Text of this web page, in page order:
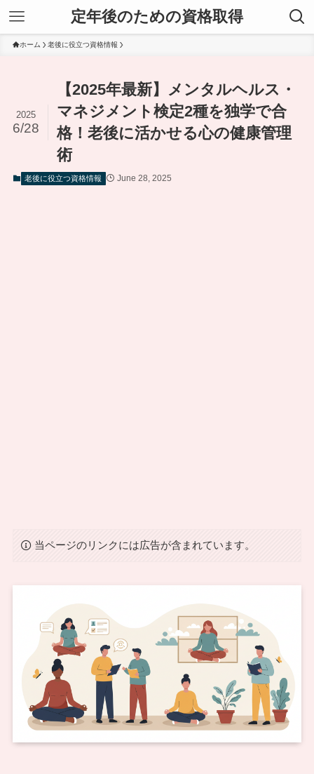
定年後のための資格取得
ホーム 老後に役立つ資格情報
【2025年最新】メンタルヘルス・
マネジメント検定2種を独学で合
格！老後に活かせる心の健康管理
術
2025
6/28
老後に役立つ資格情報 June 28, 2025
当ページのリンクには広告が含まれています。